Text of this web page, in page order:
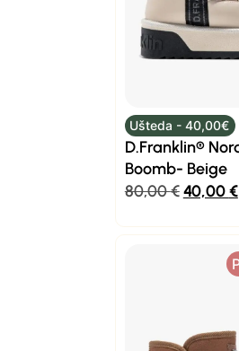
Ušteda - 40,00€
D.Franklin®
Boomb- Beige
80,00€40,00€